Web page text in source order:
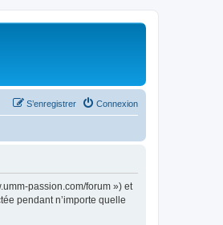
Connexion
S’enregistrer
passion.com/forum ») et
pendant n’importe quelle